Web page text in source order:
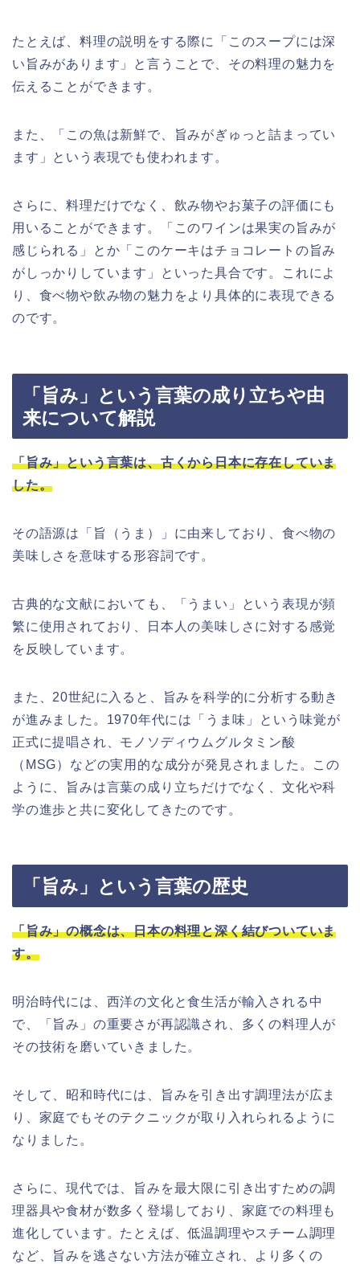
たとえば、料理の説明をする際に「このスープには深
い旨みがあります」と言うことで、その料理の魅力を
伝えることができます。
また、「この魚は新鮮で、旨みがぎゅっと詰まってい
ます」という表現でも使われます。
さらに、料理だけでなく、飲み物やお菓子の評価にも
用いることができます。「このワインは果実の旨みが
感じられる」とか「このケーキはチョコレートの旨み
がしっかりしています」といった具合です。これによ
り、食べ物や飲み物の魅力をより具体的に表現できる
のです。
「旨み」という言葉の成り立ちや由
来について解説
「旨み」という言葉は、古くから日本に存在していま
した。
その語源は「旨（うま）」に由来しており、食べ物の
美味しさを意味する形容詞です。
古典的な文献においても、「うまい」という表現が頻
繁に使用されており、日本人の美味しさに対する感覚
を反映しています。
また、20世紀に入ると、旨みを科学的に分析する動き
が進みました。1970年代には「うま味」という味覚が
正式に提唱され、モノソディウムグルタミン酸
（MSG）などの実用的な成分が発見されました。この
ように、旨みは言葉の成り立ちだけでなく、文化や科
学の進歩と共に変化してきたのです。
「旨み」という言葉の歴史
「旨み」の概念は、日本の料理と深く結びついていま
す。
明治時代には、西洋の文化と食生活が輸入される中
で、「旨み」の重要さが再認識され、多くの料理人が
その技術を磨いていきました。
そして、昭和時代には、旨みを引き出す調理法が広ま
り、家庭でもそのテクニックが取り入れられるように
なりました。
さらに、現代では、旨みを最大限に引き出すための調
理器具や食材が数多く登場しており、家庭での料理も
進化しています。たとえば、低温調理やスチーム調理
など、旨みを逃さない方法が確立され、より多くの